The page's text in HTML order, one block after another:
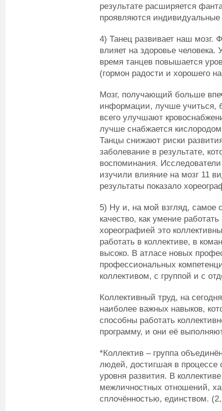
результате расширяется
проявляются индивидуальные
4) Танец развивает наш мозг.
влияет на здоровье
время танцев повышается
(гормон радости и хорошего
Мозг, получающий больше
информации, лучше учиться,
всего улучшают
лучше снабжается
Танцы снижают риски
заболевание в результате,
воспоминания.
изучили влияние на мозг 11
результаты показало
5) Ну и, на мой взгляд, самое
качество, как умение
хореографией это
работать в коллективе, в
высоко. В атласе новых
профессиональных
коллективом, с группой и с
Коллективный труд, на
наиболее важных навыков,
способны работать
программу, и они её
*Коллектив – группа
людей, достигшая в процессе
уровня развития. В
межличностных отношений,
сплочённостью, единством.